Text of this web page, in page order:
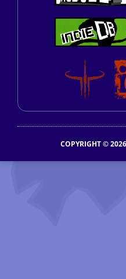
COPYRIGHT ©